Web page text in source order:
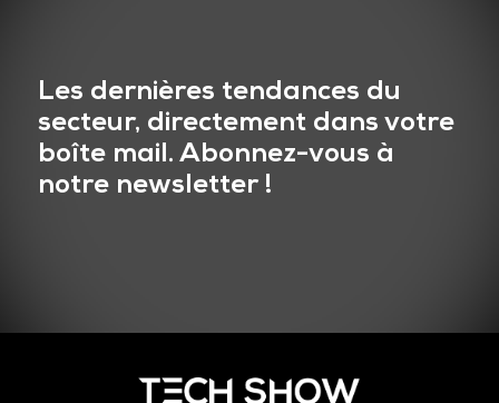
Les dernières tendances du
secteur, directement dans votre
boîte mail. Abonnez-vous à
notre newsletter !